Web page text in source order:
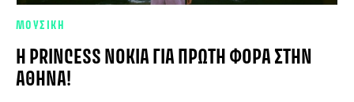
ΜΟΥΣΙΚΗ
H PRINCESS NOKIA ΓΙΑ ΠΡΏΤΗ ΦΟΡΆ ΣΤΗΝ
ΑΘΉΝΑ!